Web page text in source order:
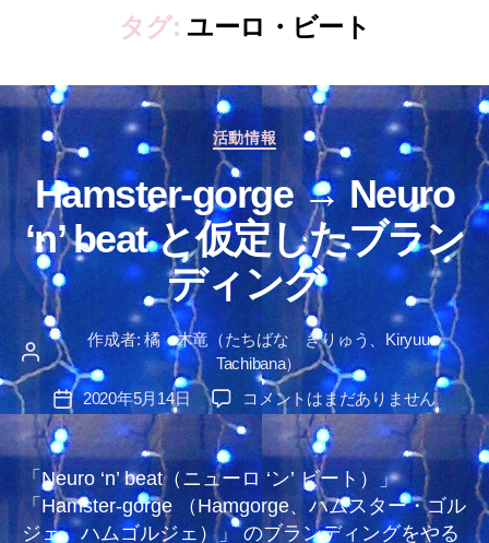
タグ: ユーロ・ビート
カ
ゴ
リ
ー
活動情報
Hamster-gorge → Neuro
‘n’ beat と仮定したブラン
ディング
投
稿
作成者:橘 木竜（たちばな きりゅう、Kiryuu
Tachibana）
投
稿
日
2020年5月14日
Hamster-
gorge
→
Neuro
beat
コメントはまだありません
「Neuro ‘n’ beat（ニューロ ‘ン’ ビート）」
「Hamster-gorge （Hamgorge、ハムスター・ゴル
ジェ、ハムゴルジェ）」 のブランディングをやる